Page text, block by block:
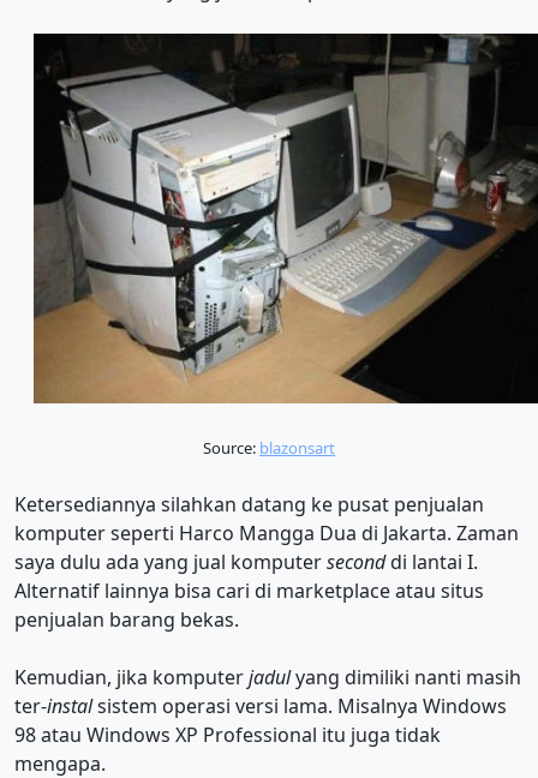
Source: blazonsart
Ketersediannya silahkan datang ke pusat penjualan
komputer seperti Harco Mangga Dua di Jakarta. Zaman
saya dulu ada yang jual komputerseconddi lantai I.
Alternatif lainnya bisa cari di marketplace atau situs
penjualan barang bekas.
Kemudian, jika komputerjadulyang dimiliki nanti masih
ter-instalsistem operasi versi lama. Misalnya Windows
98 atau Windows XP Professional itu juga tidak
mengapa.